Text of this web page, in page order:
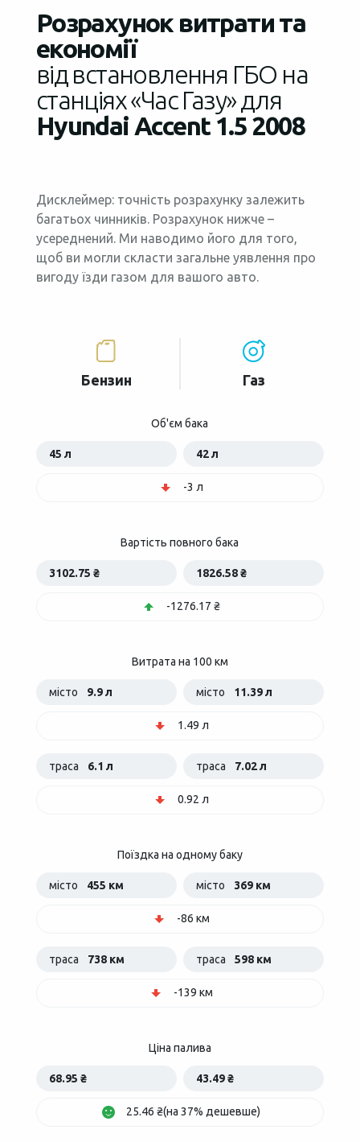
Розрахунок витрати та
економії
від встановлення ГБО на
станціях «Час Газу» для
Hyundai Accent 1.5 2008
Дисклеймер: точність розрахунку залежить
багатьох чинників. Розрахунок нижче –
усереднений. Ми наводимо його для того,
щоб ви могли скласти загальне уявлення про
вигоду їзди газом для вашого авто.
Бензин Газ
Об'єм бака
45 л 42 л
-3 л
Вартість повного бака
3102.75 ₴ 1826.58 ₴
-1276.17 ₴
Витрата на 100 км
місто 9.9 л місто 11.39 л
1.49 л
траса 6.1 л траса 7.02 л
0.92 л
Поїздка на одному баку
місто 455 км місто 369 км
-86 км
траса 738 км траса 598 км
-139 км
Ціна палива
68.95 ₴ 43.49 ₴
25.46 ₴(на 37% дешевше)